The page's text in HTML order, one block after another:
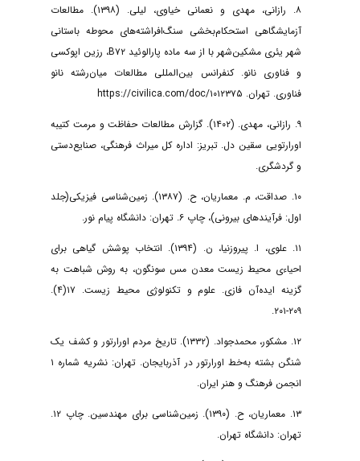
۸. رازانی، مهدی و نعمانی خیاوی، لیلی. (۱۳۹۸). مطالعات
آزمایشگاهی استحکام‌بخشی سنگ‌افراشته‌های محوطه باستانی
شهر یئری مشکین‌شهر با از سه ماده پارالوئید B۷۲، رزین اپوکسی
و فناوری نانو. کنفرانس بین‌المللی مطالعات میان‌رشته نانو
فناوری. تهران. https://civilica.com/doc/۱۰۱۲۳۷۵
۹. رازانی، مهدی. (۱۴۰۲). گزارش مطالعات حفاظت و مرمت کتیبه
اورارتویی سقین دل. تبریز: اداره کل میراث فرهنگی، صنایع‌دستی
و گردشگری.
۱۰. صداقت، م. معماریان، ح. (۱۳۸۷). زمین‌شناسی فیزیکی(جلد
اول: فرآیندهای بیرونی)، چاپ ۶. تهران: دانشگاه پیام نور.
۱۱. علوی، ا. پیروزنیا، ن. (۱۳۹۴). انتخاب پوشش گیاهی برای
احیاءی محیط زیست معدن مس سونگون، به روش شباهت به
گزینه ایده‌آن فازی. علوم و تکنولوژی محیط زیست. ۱۷(۴).
۲۰۹-۲۰۱.
۱۲. مشکور، محمدجواد. (۱۳۳۲). تاریخ مردم اورارتور و کشف یک
شنگن بشته به‌خط اورارتور در آذربایجان. تهران: نشریه شماره ۱
انجمن فرهنگ و هنر ایران.
۱۳. معماریان، ح. (۱۳۹۰). زمین‌شناسی برای مهندسین. چاپ ۱۲.
تهران: دانشگاه تهران.